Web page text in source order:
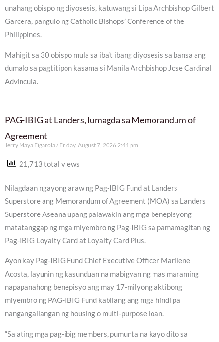
unahang obispo ng diyosesis, katuwang si Lipa Archbishop Gilbert
Garcera, pangulo ng Catholic Bishops’ Conference of the
Philippines.
Mahigit sa 30 obispo mula sa iba’t ibang diyosesis sa bansa ang
dumalo sa pagtitipon kasama si Manila Archbishop Jose Cardinal
Advincula.
PAG-IBIG at Landers, lumagda sa Memorandum of
Agreement
Jerry Maya Figarola Friday, August 7, 2026 2:41 pm
21,713 total views
Nilagdaan ngayong araw ng Pag-IBIG Fund at Landers
Superstore ang Memorandum of Agreement (MOA) sa Landers
Superstore Aseana upang palawakin ang mga benepisyong
matatanggap ng mga miyembro ng Pag-IBIG sa pamamagitan ng
Pag-IBIG Loyalty Card at Loyalty Card Plus.
Ayon kay Pag-IBIG Fund Chief Executive Officer Marilene
Acosta, layunin ng kasunduan na mabigyan ng mas maraming
napapanahong benepisyo ang may 17-milyong aktibong
miyembro ng PAG-IBIG Fund kabilang ang mga hindi pa
nangangailangan ng housing o multi-purpose loan.
“Sa ating mga pag-ibig members, pumunta na kayo dito sa